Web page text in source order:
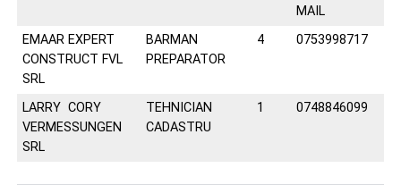
MAIL
EMAAR EXPERT
CONSTRUCT FVL
SRL
BARMAN
PREPARATOR
4 0753998717
LARRY CORY
VERMESSUNGEN
SRL
TEHNICIAN
CADASTRU
1 0748846099